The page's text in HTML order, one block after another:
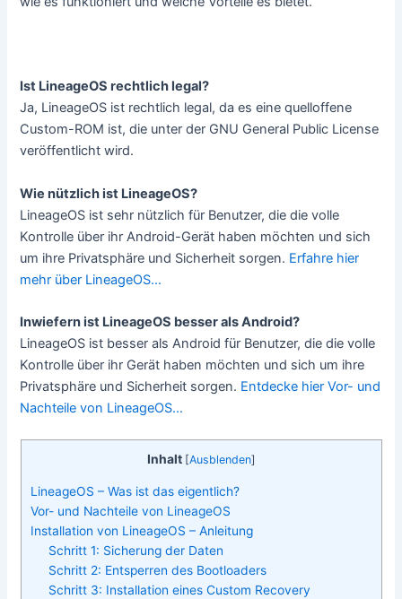
Ist LineageOS rechtlich legal?
Ja, LineageOS ist rechtlich legal, da es eine quelloffene
Custom-ROM ist, die unter der GNU General Public License
veröffentlicht wird.
Wie nützlich ist LineageOS?
LineageOS ist sehr nützlich für Benutzer, die die volle
Kontrolle über ihr Android-Gerät haben möchten und sich
um ihre Privatsphäre und Sicherheit sorgen. Erfahre hier
mehr über LineageOS…
Inwiefern ist LineageOS besser als Android?
LineageOS ist besser als Android für Benutzer, die die volle
Kontrolle über ihr Gerät haben möchten und sich um ihre
Privatsphäre und Sicherheit sorgen. Entdecke hier Vor- und
Nachteile von LineageOS…
Inhalt [Ausblenden]
LineageOS – Was ist das eigentlich?
Vor- und Nachteile von LineageOS
Installation von LineageOS – Anleitung
Schritt 1: Sicherung der Daten
Schritt 2: Entsperren des Bootloaders
Schritt 3: Installation eines Custom Recovery